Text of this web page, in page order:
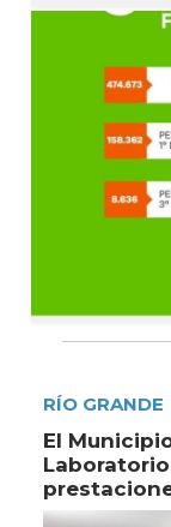
RÍO GRANDE
El